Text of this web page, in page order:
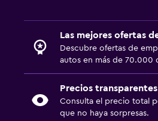
Las mejores ofertas
Descubre ofertas de
autos en más de 70.000
Precios transparentes
Consulta el precio total
que no haya sorpresas.